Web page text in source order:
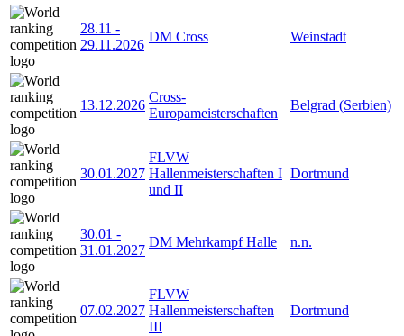
28.11 -
29.11.2026
DM Cross Weinstadt
13.12.2026
Cross-
Europameisterschaften
Belgrad (Serbien)
30.01.2027
FLVW
Hallenmeisterschaften I
und II
Dortmund
30.01 -
31.01.2027
DM Mehrkampf Halle n.n.
07.02.2027
FLVW
Hallenmeisterschaften
III
Dortmund